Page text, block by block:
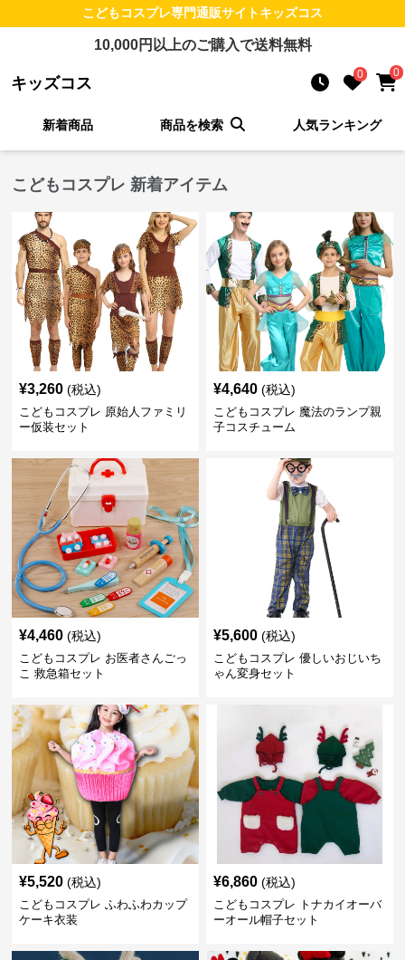
こどもコスプレ専門通販サイトキッズコス
10,000円以上のご購入で送料無料
キッズコス 0 0
新着商品 商品を検索 人気ランキング
こどもコスプレ 新着アイテム
¥3,260 (税込)
こどもコスプレ 原始人ファミリ
ー仮装セット
¥4,640 (税込)
こどもコスプレ 魔法のランプ親
子コスチューム
¥4,460 (税込)
こどもコスプレ お医者さんごっ
こ 救急箱セット
¥5,600 (税込)
こどもコスプレ 優しいおじいち
ゃん変身セット
¥5,520 (税込)
こどもコスプレ ふわふわカップ
ケーキ衣装
¥6,860 (税込)
こどもコスプレ トナカイオーバ
ーオール帽子セット